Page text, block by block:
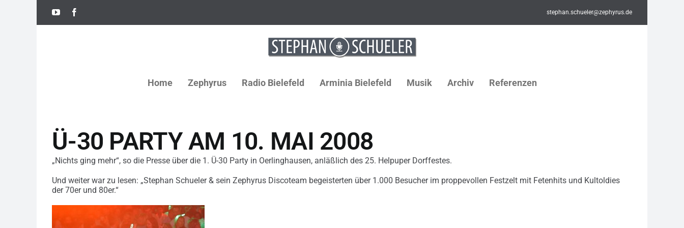
YouTube stephan.schueler@zephyrus.de
Home Zephyrus Radio Bielefeld Arminia Bielefeld Musik Archiv Referenzen
Ü-30 PARTY AM 10. MAI 2008
„Nichts ging mehr“, so die Presse über die 1. Ü-30 Party in Oerlinghausen, anläßlich des 25. Helpuper Dorffestes.
Und weiter war zu lesen: „Stephan Schueler & sein Zephyrus Discoteam begeisterten über 1.000 Besucher im proppevollen Festzelt mit Fetenhits und Kultoldies
der 70er und 80er.“